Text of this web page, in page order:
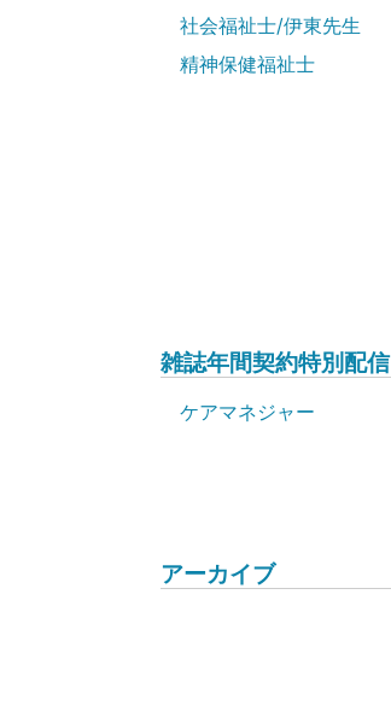
社会福祉士/伊東先生
精神保健福祉士
雑誌年間契約特別配信
ケアマネジャー
アーカイブ